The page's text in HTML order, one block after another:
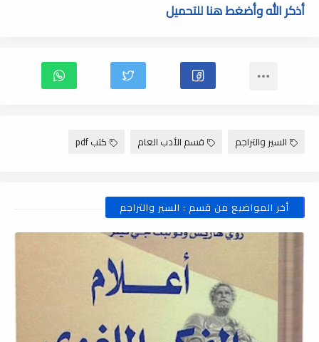
أذكر الله وأضغط هنا للتحميل
السير والتراجم قسم الأدب العام كتب pdf
أخر المواضيع من قسم : السير والتراجم